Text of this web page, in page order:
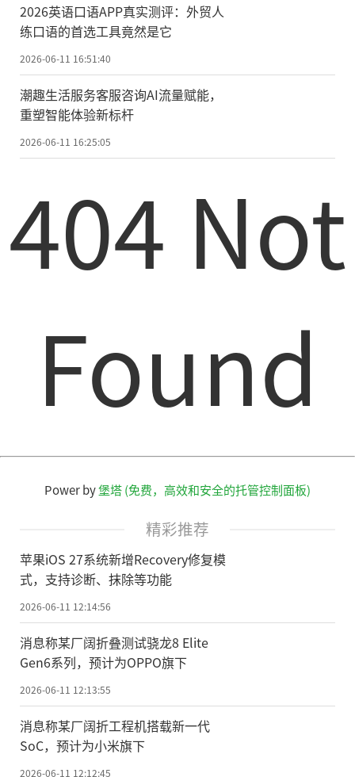
2026英语口语APP真实测评：外贸人
练口语的首选工具竟然是它
2026-06-11 16:51:40
潮趣生活服务客服咨询AI流量赋能，
重塑智能体验新标杆
2026-06-11 16:25:05
404 Not
Found
Power by堡塔 (免费，高效和安全的托管控制面板)
精彩推荐
苹果iOS 27系统新增Recovery修复模
式，支持诊断、抹除等功能
2026-06-11 12:14:56
消息称某厂阔折叠测试骁龙8 Elite
Gen6系列，预计为OPPO旗下
2026-06-11 12:13:55
消息称某厂阔折工程机搭载新一代
SoC，预计为小米旗下
2026-06-11 12:12:45